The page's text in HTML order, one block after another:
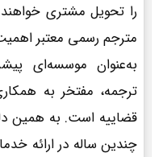
را تحویل مشتری خواهند
مترجم رسمی معتبر
به‌عنوان موسسه‌ای
ترجمه، مفتخر به
قضاییه است. به همین
چندین ساله در ارائه